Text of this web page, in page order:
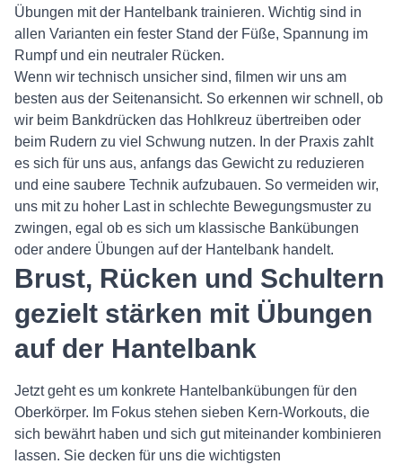
Übungen mit der Hantelbank trainieren. Wichtig sind in
allen Varianten ein fester Stand der Füße, Spannung im
Rumpf und ein neutraler Rücken.
Wenn wir technisch unsicher sind, filmen wir uns am
besten aus der Seitenansicht. So erkennen wir schnell, ob
wir beim Bankdrücken das Hohlkreuz übertreiben oder
beim Rudern zu viel Schwung nutzen. In der Praxis zahlt
es sich für uns aus, anfangs das Gewicht zu reduzieren
und eine saubere Technik aufzubauen. So vermeiden wir,
uns mit zu hoher Last in schlechte Bewegungsmuster zu
zwingen, egal ob es sich um klassische Bankübungen
oder andere Übungen auf der Hantelbank handelt.
Brust, Rücken und Schultern
gezielt stärken mit Übungen
auf der Hantelbank
Jetzt geht es um konkrete Hantelbankübungen für den
Oberkörper. Im Fokus stehen sieben Kern-Workouts, die
sich bewährt haben und sich gut miteinander kombinieren
lassen. Sie decken für uns die wichtigsten